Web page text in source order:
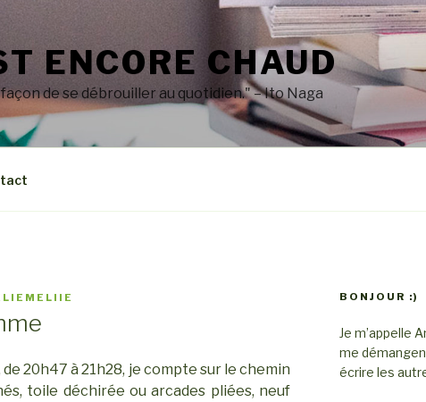
ENCORE CHAUD
de se débrouiller au quotidien." – Ito Naga
de 20h47 à 21h28, je compte sur le chemin
toile déchirée ou arcades pliées, neuf
BONJOUR :)
Je m’appelle
me
écrire les